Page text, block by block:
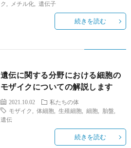
ク
メチル化 遺伝子
続きを読む
遺伝に関する分野における細胞の
モザイクについての解説します
2021.10.02
私たちの体
モザイク
体細胞 生殖細胞 細胞 胎盤
遺伝
続きを読む